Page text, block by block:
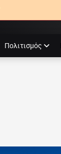
Πολιτισμός